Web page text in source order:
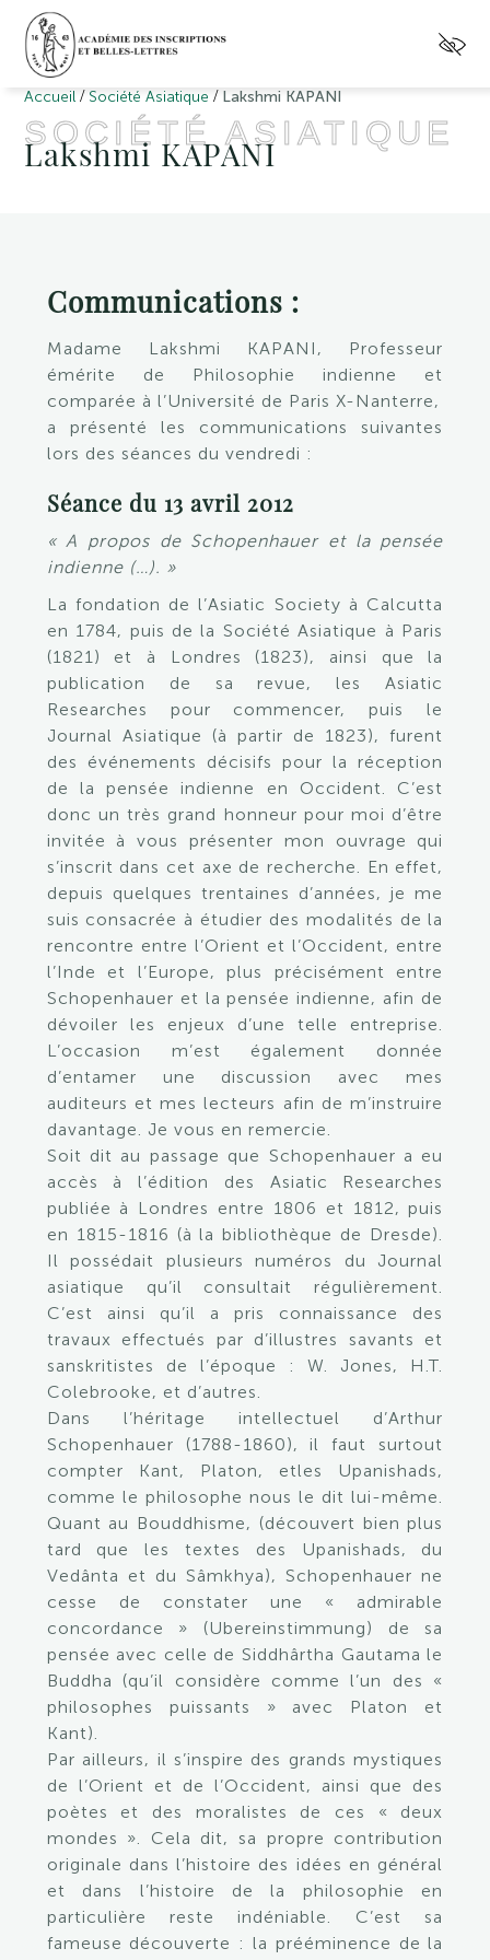
Accueil / Société Asiatique / Lakshmi KAPANI
SOCIÉTÉ ASIATIQUE
Lakshmi KAPANI
Communications :
Madame Lakshmi KAPANI, Professeur
émérite de Philosophie indienne et
comparée à l’Université de Paris X-Nanterre,
a présenté les communications suivantes
lors des séances du vendredi :
Séance du 13 avril 2012
« A propos de Schopenhauer et la pensée
indienne (…). »
La fondation de l’Asiatic Society à Calcutta
en 1784, puis de la Société Asiatique à Paris
(1821) et à Londres (1823), ainsi que la
publication de sa revue, les Asiatic
Researches pour commencer, puis le
Journal Asiatique (à partir de 1823), furent
des événements décisifs pour la réception
de la pensée indienne en Occident. C’est
donc un très grand honneur pour moi d’être
invitée à vous présenter mon ouvrage qui
s’inscrit dans cet axe de recherche. En effet,
depuis quelques trentaines d’années, je me
suis consacrée à étudier des modalités de la
rencontre entre l’Orient et l’Occident, entre
l’Inde et l’Europe, plus précisément entre
Schopenhauer et la pensée indienne, afin de
dévoiler les enjeux d’une telle entreprise.
L’occasion m’est également donnée
d’entamer une discussion avec mes
auditeurs et mes lecteurs afin de m’instruire
davantage. Je vous en remercie.
Soit dit au passage que Schopenhauer a eu
accès à l’édition des Asiatic Researches
publiée à Londres entre 1806 et 1812, puis
en 1815-1816 (à la bibliothèque de Dresde).
Il possédait plusieurs numéros du Journal
asiatique qu’il consultait régulièrement.
C’est ainsi qu’il a pris connaissance des
travaux effectués par d’illustres savants et
sanskritistes de l’époque : W. Jones, H.T.
Colebrooke, et d’autres.
Dans l’héritage intellectuel d’Arthur
Schopenhauer (1788-1860), il faut surtout
compter Kant, Platon, etles Upanishads,
comme le philosophe nous le dit lui-même.
Quant au Bouddhisme, (découvert bien plus
tard que les textes des Upanishads, du
Vedânta et du Sâmkhya), Schopenhauer ne
cesse de constater une « admirable
concordance » (Ubereinstimmung) de sa
pensée avec celle de Siddhârtha Gautama le
Buddha (qu’il considère comme l’un des «
philosophes puissants » avec Platon et
Kant).
Par ailleurs, il s’inspire des grands mystiques
de l’Orient et de l’Occident, ainsi que des
poètes et des moralistes de ces « deux
mondes ». Cela dit, sa propre contribution
originale dans l’histoire des idées en général
et dans l’histoire de la philosophie en
particulière reste indéniable. C’est sa
fameuse découverte : la prééminence de la